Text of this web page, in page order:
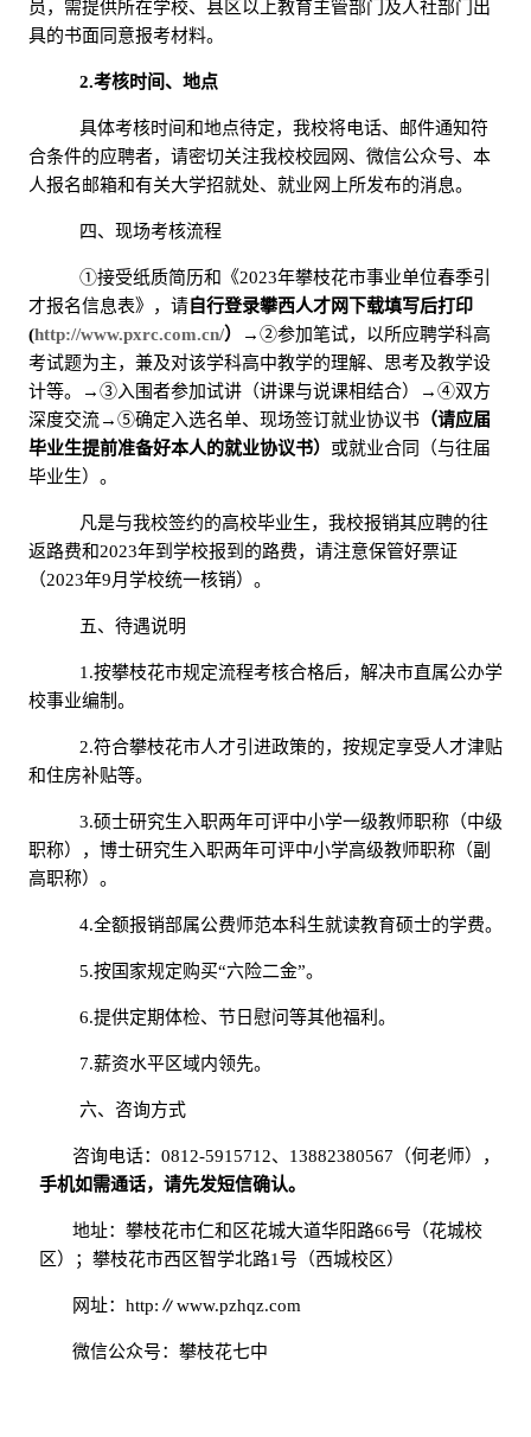
员，需提供所在学校、县区以上教育主管部门及人社部门出
具的书面同意报考材料。
2.考核时间、地点
具体考核时间和地点待定，我校将电话、邮件通知符
合条件的应聘者，请密切关注我校校园网、微信公众号、本
人报名邮箱和有关大学招就处、就业网上所发布的消息。
四、现场考核流程
①接受纸质简历和《2023年攀枝花市事业单位春季引
才报名信息表》，请自行登录攀西人才网下载填写后打印
(http://www.pxrc.com.cn/）
→②参加笔试，以所应聘学科高
考试题为主，兼及对该学科高中教学的理解、思考及教学设
计等。→③入围者参加试讲（讲课与说课相结合）→④双方
深度交流→⑤确定入选名单、现场签订就业协议书（请应届
毕业生提前准备好本人的就业协议书） 或就业合同（与往届
毕业生）。
凡是与我校签约的高校毕业生，我校报销其应聘的往
返路费和2023年到学校报到的路费，请注意保管好票证
（2023年9月学校统一核销）。
五、待遇说明
1.按攀枝花市规定流程考核合格后，解决市直属公办学
校事业编制。
2.符合攀枝花市人才引进政策的，按规定享受人才津贴
和住房补贴等。
3.硕士研究生入职两年可评中小学一级教师职称（中级
职称），博士研究生入职两年可评中小学高级教师职称（副
高职称）。
4.全额报销部属公费师范本科生就读教育硕士的学费。
5.按国家规定购买“六险二金”。
6.提供定期体检、节日慰问等其他福利。
7.薪资水平区域内领先。
六、咨询方式
咨询电话：0812-5915712、13882380567（何老师），
手机如需通话，请先发短信确认。
地址：攀枝花市仁和区花城大道华阳路66号（花城校
区）；攀枝花市西区智学北路1号（西城校区）
网址：http:∥www.pzhqz.com
微信公众号：攀枝花七中